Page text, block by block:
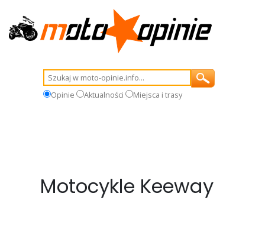
Opinie Aktualności Miejsca i trasy
Motocykle Keeway